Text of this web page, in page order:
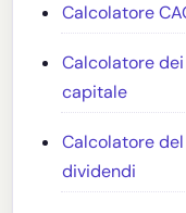
Calcolatore
Calcolatore
capitale
Calcolatore
dividendi